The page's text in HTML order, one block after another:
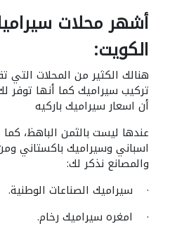
أشهر محلات
الكويت:
هنالك الكثير من المحلات
تركيب سيراميك كما أنها توفر
أن اسعار سيراميك باركيه
عندها ليست بالثمن الباهظ،
اسباني وسيراميك باكستاني
والمصانع نذكر لك:
· سيراميك الصناعات الوطنية.
· امغره سيراميك رخام.